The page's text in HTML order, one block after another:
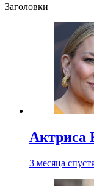
Заголовки
Актриса
3 месяца